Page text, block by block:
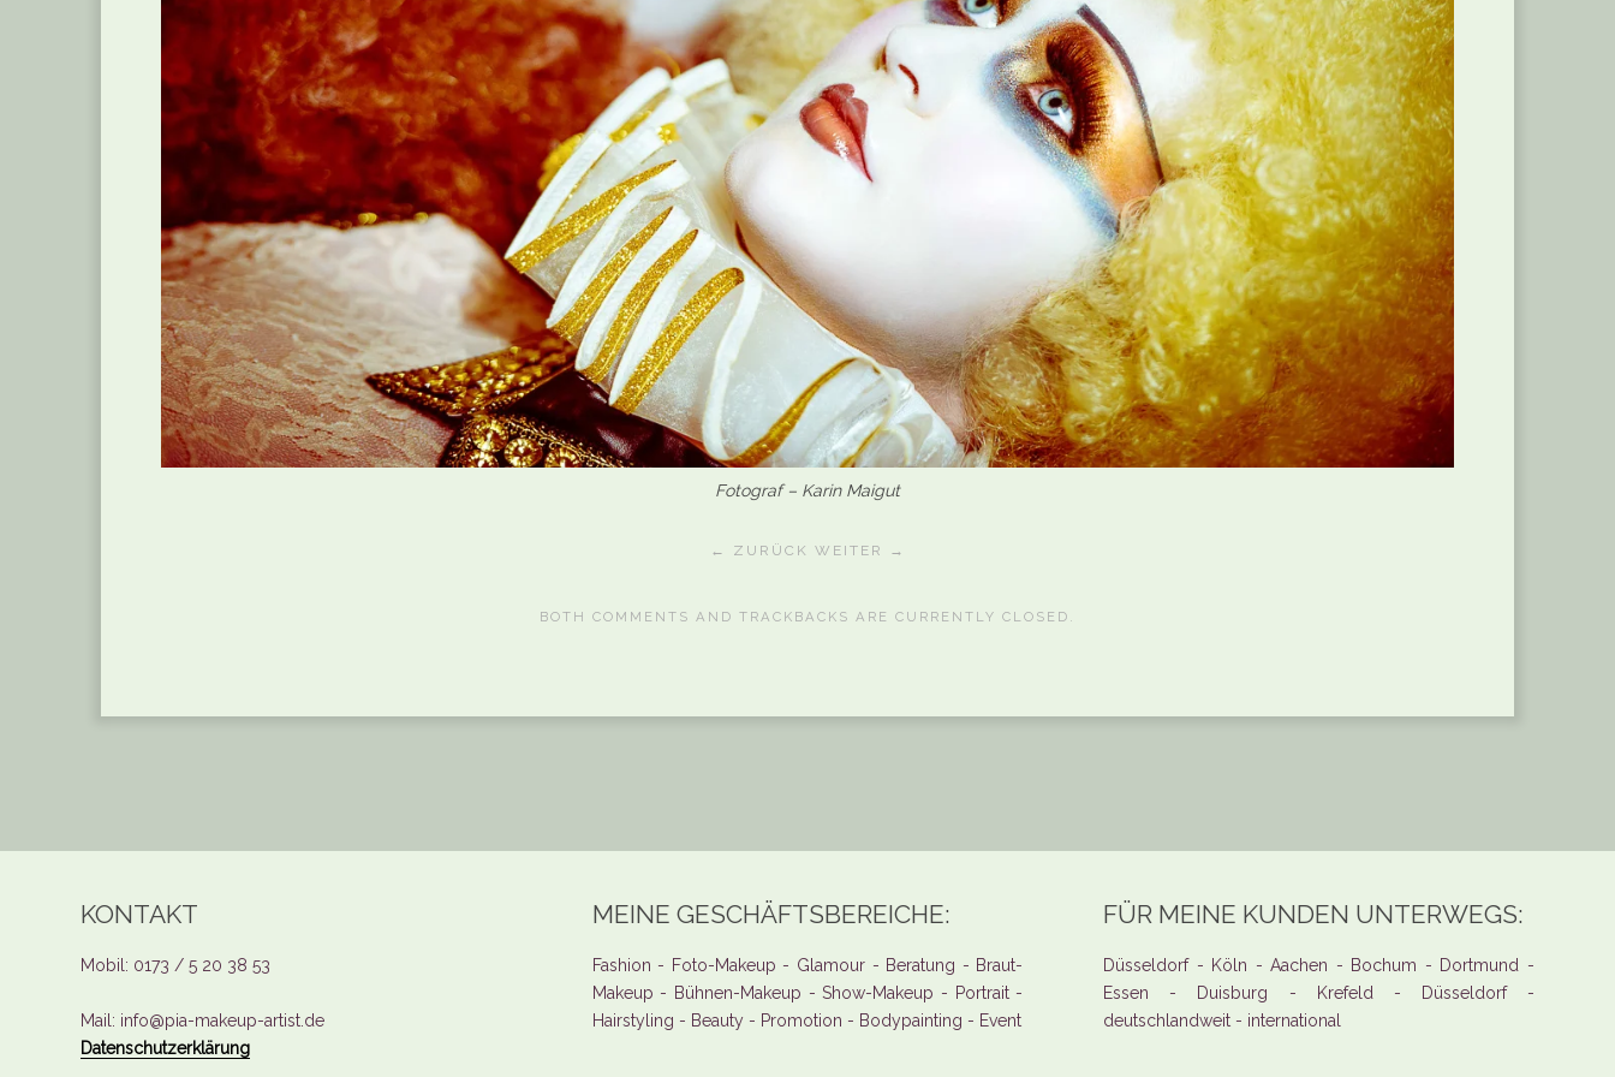
Fotograf – Karin Maigut
← ZURÜCK WEITER →
BOTH COMMENTS AND TRACKBACKS ARE CURRENTLY CLOSED.
KONTAKT
Mobil: 0173 / 5 20 38 53
Mail: info@pia-makeup-artist.de
Datenschutzerklärung
MEINE GESCHÄFTSBEREICHE:
Fashion - Foto-Makeup - Glamour - Beratung - Braut-
Makeup - Bühnen-Makeup - Show-Makeup - Portrait -
Hairstyling - Beauty - Promotion - Bodypainting - Event
FÜR MEINE KUNDEN UNTERWEGS:
Düsseldorf - Köln - Aachen - Bochum - Dortmund -
Essen - Duisburg - Krefeld - Düsseldorf -
deutschlandweit - international